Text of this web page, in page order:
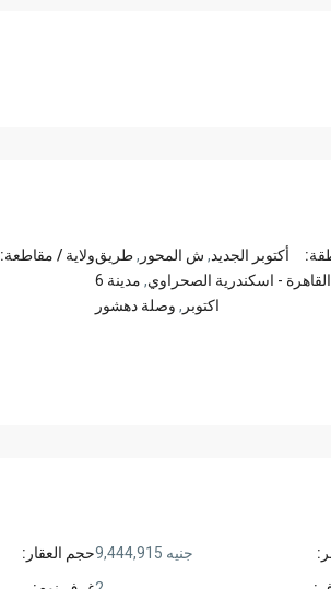
أكتوبر الجديد, ش المحور ,طريق
القاهرة - اسكندرية الصحراوي,
مدينة 6
اكتوبر , وصلة دهشور
ولاية / مقاطعة:
جنيه 9,444,915 حجم العقار: